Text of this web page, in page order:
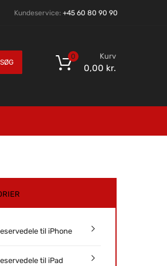
Kundeservice: +45 60 80 90 90
SØG
Kurv
0,00 kr.
0
til iPhone
til iPad